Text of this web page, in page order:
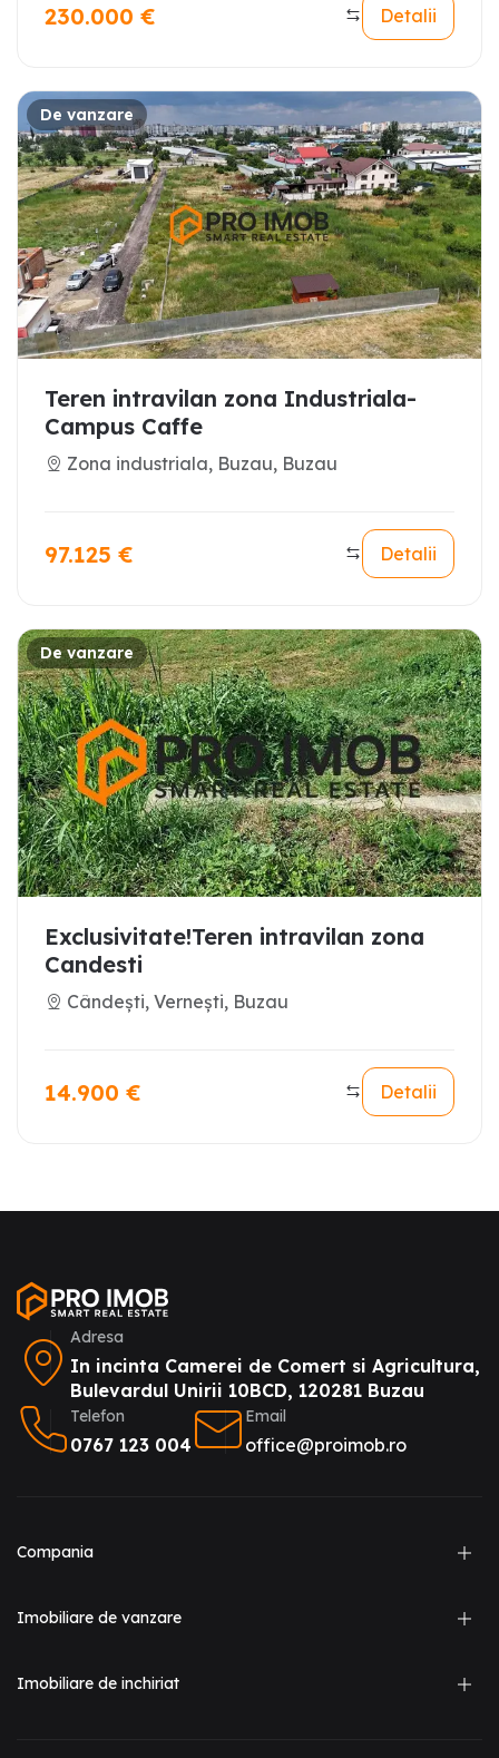
230.000 € Detalii
De vanzare
Teren intravilan zona Industriala-
Campus Caffe
Zona industriala, Buzau, Buzau
97.125 € Detalii
De vanzare
Exclusivitate!Teren intravilan zona
Candesti
Cândești, Vernești, Buzau
14.900 € Detalii
Adresa
In incinta Camerei de Comert si Agricultura,
Bulevardul Unirii 10BCD, 120281 Buzau
Telefon
0767 123 004
Email
office@proimob.ro
Compania
Imobiliare de vanzare
Imobiliare de inchiriat